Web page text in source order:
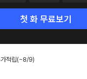
첫 화 무료보기
적립(~8/9)